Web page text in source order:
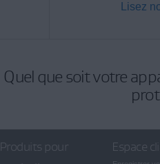
Lisez
Quel que soit votre
Produits pour
Espace